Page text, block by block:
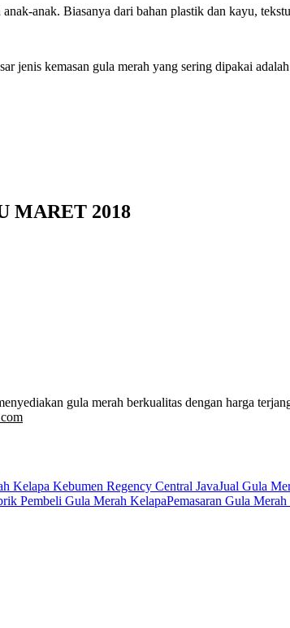
anak. Biasanya dari bahan plastik dan kayu,
jenis kemasan gula merah yang sering dipakai
MARET 2018
gula merah berkualitas dengan harga
Kelapa Kebumen Regency Central JavaJual Gula
Pembeli Gula Merah KelapaPemasaran Gula